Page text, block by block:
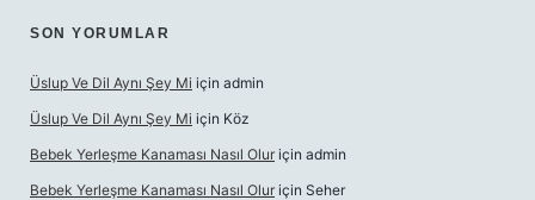
SON YORUMLAR
Üslup Ve Dil Aynı Şey Mi için admin
Üslup Ve Dil Aynı Şey Mi için Köz
Bebek Yerleşme Kanaması Nasıl Olur için admin
Bebek Yerleşme Kanaması Nasıl Olur için Seher